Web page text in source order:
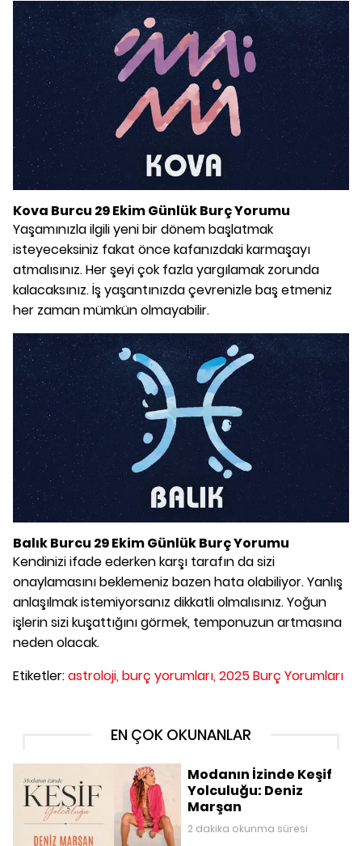
Kova Burcu 29 Ekim Günlük Burç Yorumu
Yaşamınızla ilgili yeni bir dönem başlatmak
isteyeceksiniz fakat önce kafanızdaki karmaşayı
atmalısınız. Her şeyi çok fazla yargılamak zorunda
kalacaksınız. İş yaşantınızda çevrenizle baş etmeniz
her zaman mümkün olmayabilir.
Balık Burcu 29 Ekim Günlük Burç Yorumu
Kendinizi ifade ederken karşı tarafın da sizi
onaylamasını beklemeniz bazen hata olabiliyor. Yanlış
anlaşılmak istemiyorsanız dikkatli olmalısınız. Yoğun
işlerin sizi kuşattığını görmek, temponuzun artmasına
neden olacak.
Etiketler:astroloji, burç yorumları, 2025 Burç Yorumları
EN ÇOK OKUNANLAR
Modanın İzinde Keşif
Yolculuğu: Deniz
Marşan
2 dakika okunma süresi